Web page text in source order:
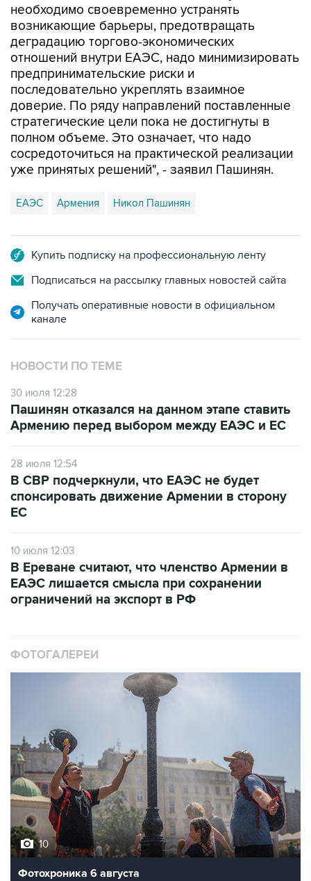
необходимо своевременно устранять
возникающие барьеры, предотвращать
деградацию торгово-экономических
отношений внутри ЕАЭС, надо минимизировать
предпринимательские риски и
последовательно укреплять взаимное
доверие. По ряду направлений поставленные
стратегические цели пока не достигнуты в
полном объеме. Это означает, что надо
сосредоточиться на практической реализации
уже принятых решений", - заявил Пашинян.
ЕАЭС Армения Никол Пашинян
Купить подписку на профессиональную ленту
Подписаться на рассылку главных новостей сайта
Получать оперативные новости в официальном
канале
НОВОСТИ ПО ТЕМЕ
30 июля 12:28
Пашинян отказался на данном этапе ставить
Армению перед выбором между ЕАЭС и ЕС
28 июля 12:54
В СВР подчеркнули, что ЕАЭС не будет
спонсировать движение Армении в сторону
ЕС
10 июля 12:03
В Ереване считают, что членство Армении в
ЕАЭС лишается смысла при сохранении
ограничений на экспорт в РФ
ФОТОГАЛЕРЕИ
10
Фотохроника 6 августа